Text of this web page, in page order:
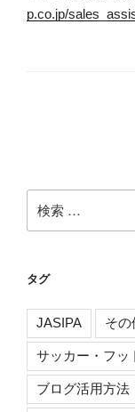
p.co.jp/
ゲ
ー
ョ
ン
索:
タグ
JASIPA その
サッカー・フッ
ブログ活用方法